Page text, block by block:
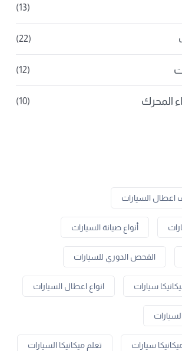
(13)
(22)
(12)
المحرك (10)
السيارات
أنواع صيانة السيارات
الفحص الدوري للسيارات
سيارات انواع اعطال السيارات
سيارات تعلم ميكانيكا السيارات